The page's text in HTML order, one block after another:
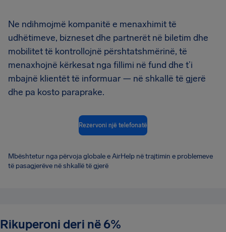
Ne ndihmojmë kompanitë e menaxhimit të
udhëtimeve, bizneset dhe partnerët në biletim dhe
mobilitet të kontrollojnë përshtatshmërinë, të
menaxhojnë kërkesat nga fillimi në fund dhe t’i
mbajnë klientët të informuar — në shkallë të gjerë
dhe pa kosto paraprake.
Rezervoni një telefonatë
Mbështetur nga përvoja globale e AirHelp në trajtimin e problemeve
të pasagjerëve në shkallë të gjerë
Rikuperoni deri në 6%